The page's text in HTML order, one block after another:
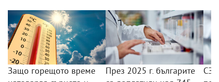
Защо горещото време
През 2025 г. българите